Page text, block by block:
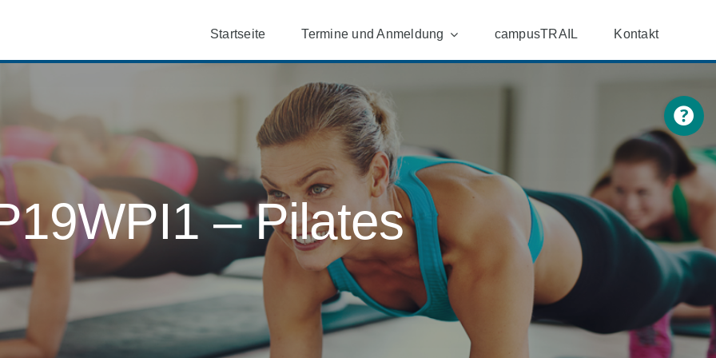
Startseite Termine und Anmeldung campusTRAIL Kontakt
– Pilates
Toggle
Sliding
Bar
Area